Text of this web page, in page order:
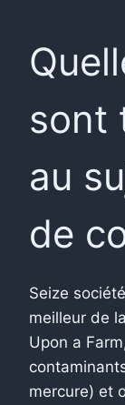
sont
au
de
Seize
meilleur de
Upon a
mercure) et